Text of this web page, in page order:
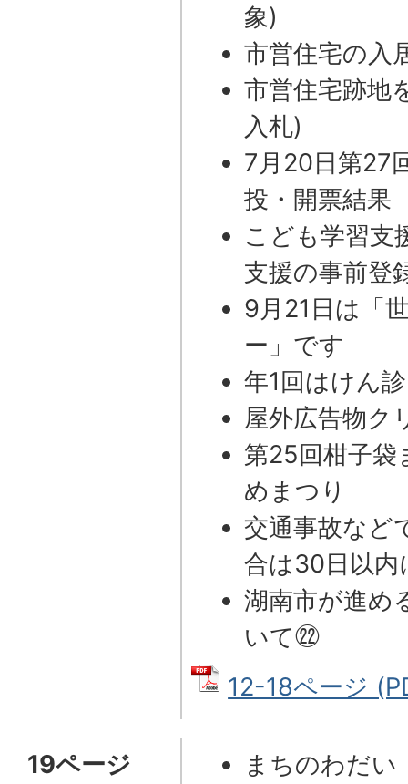
象)
市営住宅の入
市営住宅跡地
入札)
7月20日第27
投・開票結果
こども学習支
支援の事前登
9月21日は「
ー」です
年1回はけん
屋外広告物ク
第25回柑子
めまつり
交通事故など
合は30日以内
湖南市が進め
いて㉒
12-18ページ
19ページ まちのわだい